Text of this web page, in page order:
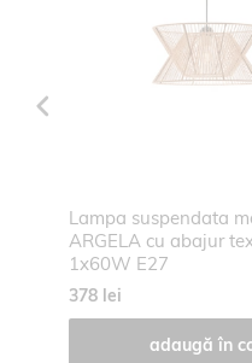
Lampa suspendata
ARGELA cu abajur
1x60W E27
378 lei
adaugă în